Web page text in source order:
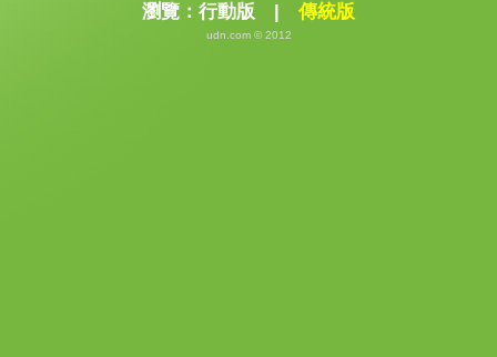
瀏覽： 行動版 | 傳統版
udn.com © 2012